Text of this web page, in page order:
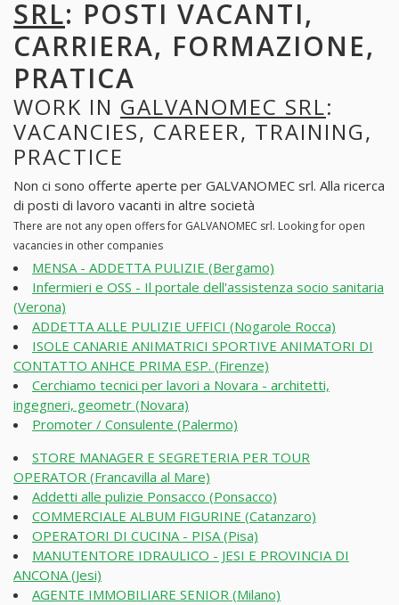
SRL: POSTI VACANTI,
CARRIERA, FORMAZIONE,
PRATICA
WORK IN GALVANOMEC SRL:
VACANCIES, CAREER, TRAINING,
PRACTICE
Non ci sono offerte aperte per GALVANOMEC srl. Alla ricerca
di posti di lavoro vacanti in altre società
There are not any open offers for GALVANOMEC srl. Looking for open
vacancies in other companies
MENSA - ADDETTA PULIZIE (Bergamo)
Infermieri e OSS - Il portale dell'assistenza socio sanitaria
(Verona)
ADDETTA ALLE PULIZIE UFFICI (Nogarole Rocca)
ISOLE CANARIE ANIMATRICI SPORTIVE ANIMATORI DI
CONTATTO ANHCE PRIMA ESP. (Firenze)
Cerchiamo tecnici per lavori a Novara - architetti,
ingegneri, geometr (Novara)
Promoter / Consulente (Palermo)
STORE MANAGER E SEGRETERIA PER TOUR
OPERATOR (Francavilla al Mare)
Addetti alle pulizie Ponsacco (Ponsacco)
COMMERCIALE ALBUM FIGURINE (Catanzaro)
OPERATORI DI CUCINA - PISA (Pisa)
MANUTENTORE IDRAULICO - JESI E PROVINCIA DI
ANCONA (Jesi)
AGENTE IMMOBILIARE SENIOR (Milano)